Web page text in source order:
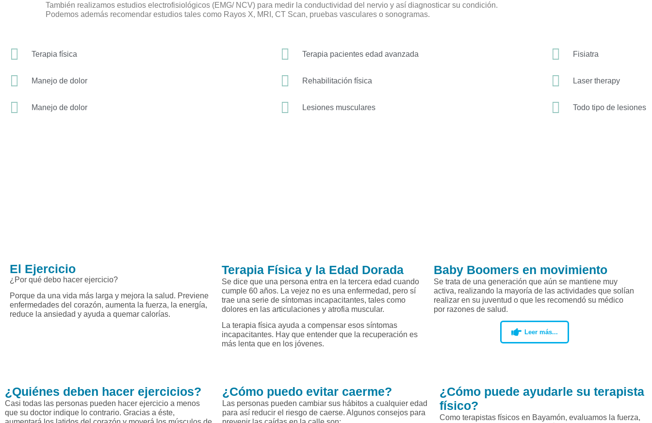
También realizamos estudios electrofisiológicos (EMG/ NCV) para medir la conductividad del nervio y así diagnosticar su condición.
Podemos además recomendar estudios tales como Rayos X, MRI, CT Scan, pruebas vasculares o sonogramas.
Terapia física
Manejo de dolor
Manejo de dolor
Terapia pacientes edad avanzada
Rehabilitación física
Lesiones musculares
Fisiatra
Laser therapy
​Todo tipo de lesiones
El Ejercicio
¿Por qué debo hacer ejercicio?
Porque da una vida más larga y mejora la salud. Previene
enfermedades del corazón, aumenta la fuerza, la energía,
reduce la ansiedad y ayuda a quemar calorías.
Terapia Física y la Edad Dorada
Se dice que una persona entra en la tercera edad cuando
cumple 60 años. La vejez no es una enfermedad, pero sí
trae una serie de síntomas incapacitantes, tales como
dolores en las articulaciones y atrofia muscular.
La terapia física ayuda a compensar esos síntomas
incapacitantes. Hay que entender que la recuperación es
más lenta que en los jóvenes.
Baby Boomers en movimiento
Se trata de una generación que aún se mantiene muy
activa, realizando la mayoría de las actividades que solían
realizar en su juventud o que les recomendó su médico
por razones de salud.
Leer más...
¿Quiénes deben hacer ejercicios?
Casi todas las personas pueden hacer ejercicio a menos
que su doctor indique lo contrario. Gracias a éste,
¿Cómo puedo evitar caerme?
Las personas pueden cambiar sus hábitos a cualquier edad
para así reducir el riesgo de caerse. Algunos consejos para
¿Cómo puede ayudarle su terapista
físico?
Como terapistas físicos en Bayamón, evaluamos la fuerza,